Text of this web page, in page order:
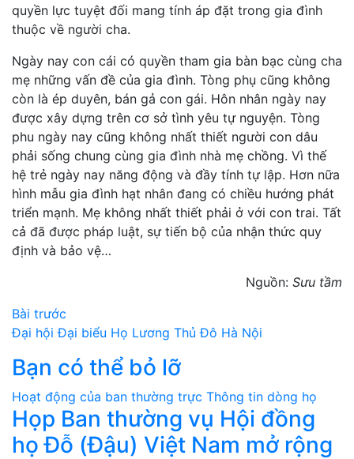
quyền lực tuyệt đối mang tính áp đặt trong gia đình
thuộc về người cha.
Ngày nay con cái có quyền tham gia bàn bạc cùng cha
mẹ những vấn đề của gia đình. Tòng phụ cũng không
còn là ép duyên, bán gả con gái. Hôn nhân ngày nay
được xây dựng trên cơ sở tình yêu tự nguyện. Tòng
phu ngày nay cũng không nhất thiết người con dâu
phải sống chung cùng gia đình nhà mẹ chồng. Vì thế
hệ trẻ ngày nay năng động và đầy tính tự lập. Hơn nữa
hình mẫu gia đình hạt nhân đang có chiều hướng phát
triển mạnh. Mẹ không nhất thiết phải ở với con trai. Tất
cả đã được pháp luật, sự tiến bộ của nhận thức quy
định và bảo vệ…
Nguồn: Sưu tầm
Điều
hướng
bài
viết
Bài trước
Đại hội Đại biểu Họ Lương Thủ Đô Hà Nội
Bạn có thể bỏ lỡ
Hoạt động của ban thường trực Thông tin dòng họ
Họp Ban thường vụ Hội đồng
họ Đỗ (Đậu) Việt Nam mở rộng